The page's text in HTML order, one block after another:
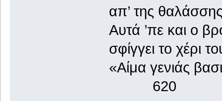
απ’ της
Αυτά ’πε και ο
σφίγγει το χέρι
«Αίμα γενιάς
620